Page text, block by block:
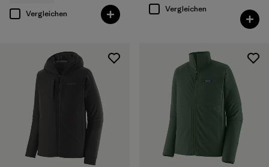
Vergleichen
Vergleichen